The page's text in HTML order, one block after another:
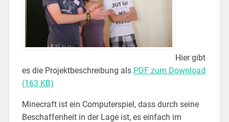
Hier gibt
es die Projektbeschreibung als PDF zum Download
(163 KB)
Minecraft ist ein Computerspiel, dass durch seine
Beschaffenheit in der Lage ist, es einfach im